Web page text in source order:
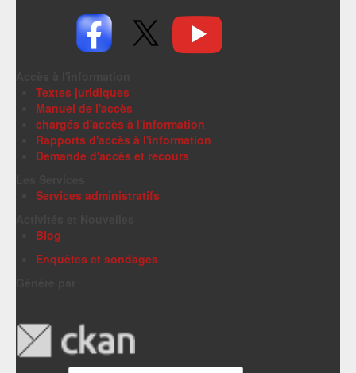
Textes juridiques
Manuel de l'accès
chargés d'accès à l'information
Rapports d'accès à l'information
Demande d'accès et recours
Services administratifs
Blog
Enquêtes et sondages